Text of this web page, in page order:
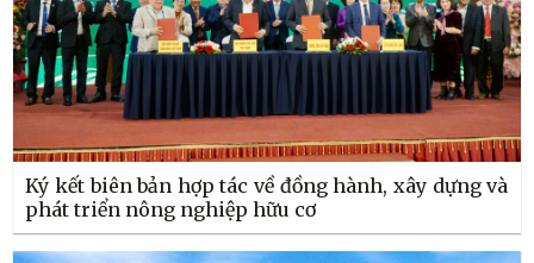
Ký kết biên bản hợp tác về đồng hành, xây dựng và
phát triển nông nghiệp hữu cơ